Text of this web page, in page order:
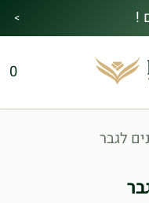
!
!
>
0
לגבר